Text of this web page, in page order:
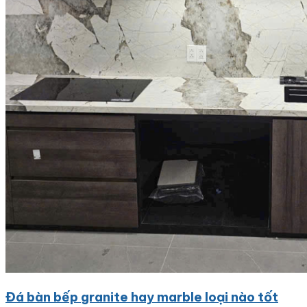
Đá bàn bếp granite hay marble loại nào tốt